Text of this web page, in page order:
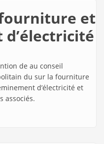
et
de au conseil
du sur la fourniture
d’électricité et
associés.